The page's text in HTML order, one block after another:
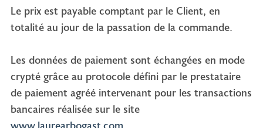
Le prix est payable comptant par le Client, en
totalité au jour de la passation de la commande.
Les données de paiement sont échangées en mode
crypté grâce au protocole défini par le prestataire
de paiement agréé intervenant pour les transactions
bancaires réalisée sur le site